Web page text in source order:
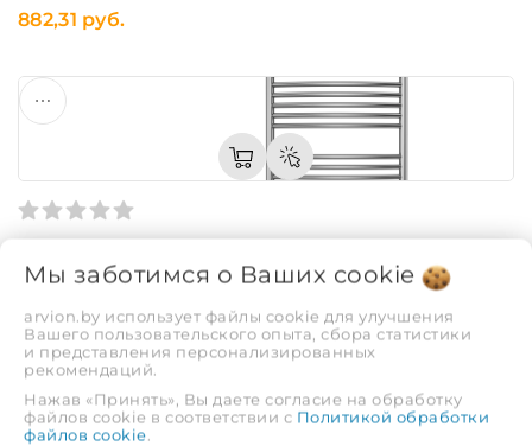
882,31 руб.
500х1000
Код: 531
1 039,69 руб.
Мы заботимся о Ваших cookie
arvion.by использует файлы cookie для улучшения
Вашего пользовательского опыта, сбора статистики
и представления персонализированных
рекомендаций.
Нажав «Принять», Вы даете согласие на обработку
файлов cookie в соответствии с Политикой обработки
файлов cookie.